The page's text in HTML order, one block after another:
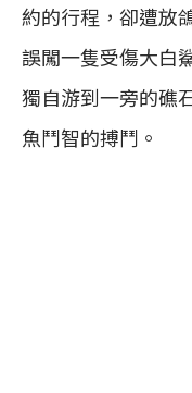
約的行程，卻遭放
誤闖一隻受傷大白
獨自游到一旁的礁
魚鬥智的搏鬥。